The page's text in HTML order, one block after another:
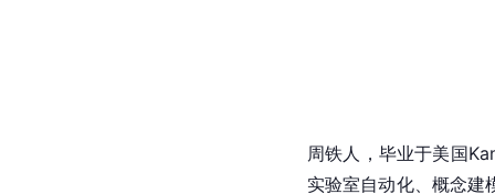
周铁人，毕业于美国
实验室自动化、概念建